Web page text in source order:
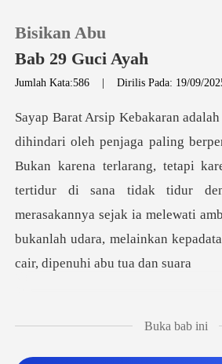
Pengisian Ulang
Bisikan Abu
Bab 29 Guci Ayah
Jumlah Kata:586 |Dirilis Pada: 19/09/
arena terlarang, tetapi
tertidur di sana tidak tidur
merasakannya sejak ia
Buka bab ini